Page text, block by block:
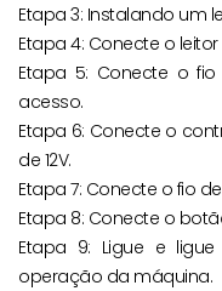
Etapa 3: Instalando um
Etapa 4: Conecte o
Etapa 5: Conecte o
acesso.
Etapa 6: Conecte o
de 12V.
Etapa 7: Conecte o fio
Etapa 8: Conecte o
Etapa 9: Ligue e
operação da máquina.